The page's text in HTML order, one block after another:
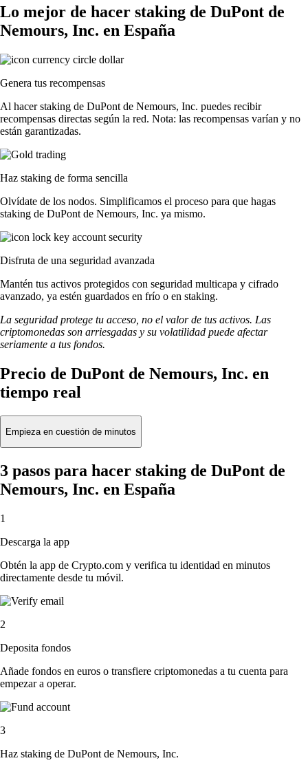
Lo mejor de hacer staking de DuPont de
Nemours, Inc. en España
Genera tus recompensas
Al hacer staking de DuPont de Nemours, Inc. puedes recibir
recompensas directas según la red. Nota: las recompensas varían y no
están garantizadas.
Haz staking de forma sencilla
Olvídate de los nodos. Simplificamos el proceso para que hagas
staking de DuPont de Nemours, Inc. ya mismo.
Disfruta de una seguridad avanzada
Mantén tus activos protegidos con seguridad multicapa y cifrado
avanzado, ya estén guardados en frío o en staking.
La seguridad protege tu acceso, no el valor de tus activos. Las
criptomonedas son arriesgadas y su volatilidad puede afectar
seriamente a tus fondos.
Precio de DuPont de Nemours, Inc. en
tiempo real
Empieza en cuestión de minutos
3 pasos para hacer staking de DuPont de
Nemours, Inc. en España
1
Descarga la app
Obtén la app de Crypto.com y verifica tu identidad en minutos
directamente desde tu móvil.
2
Deposita fondos
Añade fondos en euros o transfiere criptomonedas a tu cuenta para
empezar a operar.
3
Haz staking de DuPont de Nemours, Inc.